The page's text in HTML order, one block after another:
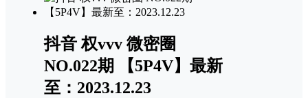
抖音 权vvv 微密圈
NO.022期 【5P4V】最新
至：2023.12.23